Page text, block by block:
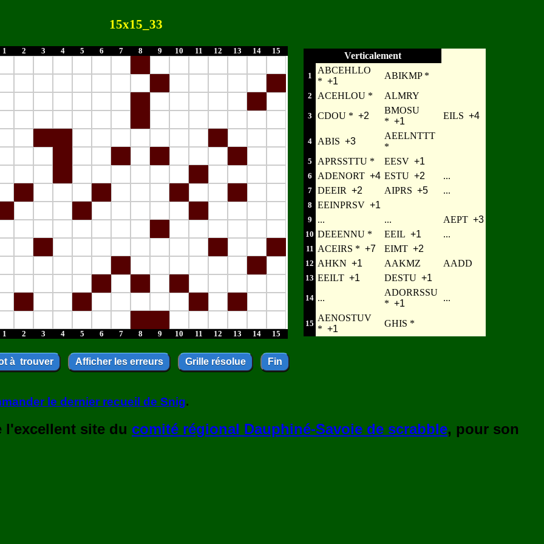
15x15_33
1 2 3 4 5 6 7 8 9 10 11 12 13 14
15
1
2 3 4 5 6 7 8 9 10 11 12 13 14 15
Verticalement
1
ABCEHLLO
* +1
ABIKMP *
2 ACEHLOU * ALMRY
3 CDOU * +2
BMOSU
* +1
EILS +4
4 ABIS +3
AEELNTTT
*
5 APRSSTTU * EESV +1
6 ADENORT +4 ESTU +2 ...
7 DEEIR +2 AIPRS +5 ...
8 EEINPRSV +1
9 ... ... AEPT +3
10 DEEENNU * EEIL +1 ...
11 ACEIRS * +7 EIMT +2
12 AHKN +1 AAKMZ AADD
13 EEILT +1 DESTU +1
14 ...
ADORRSSU
* +1
...
15
AENOSTUV
* +1
GHIS *
le dernier recueil de Snig.
l'excellent site du comité régional Dauphiné-Savoie de scrabble, pour son